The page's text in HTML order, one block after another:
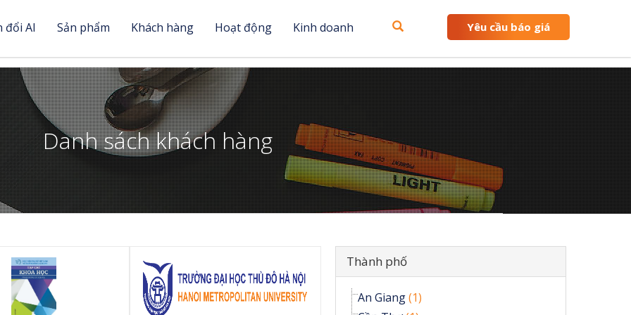
đổi AI Sản phẩm Khách hàng Hoạt động Kinh doanh Yêu cầu báo giá
Danh sách khách hàng
Ẩn
Thành phố
An Giang(1)